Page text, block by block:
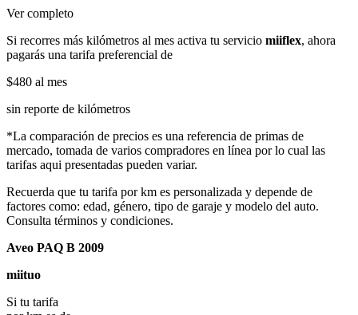
Ver completo
Si recorres más kilómetros al mes activa tu servicio miiflex, ahora
pagarás una tarifa preferencial de
$480 al mes
sin reporte de kilómetros
*La comparación de precios es una referencia de primas de
mercado, tomada de varios compradores en línea por lo cual las
tarifas aqui presentadas pueden variar.
Recuerda que tu tarifa por km es personalizada y depende de
factores como: edad, género, tipo de garaje y modelo del auto.
Consulta términos y condiciones.
Aveo PAQ B 2009
miituo
Si tu tarifa